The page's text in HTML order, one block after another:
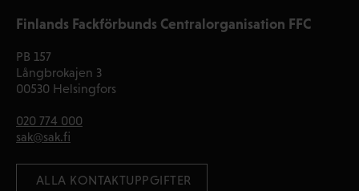
Finlands Fackförbunds Centralorganisation FFC
PB 157
Långbrokajen 3
00530 Helsingfors
020 774 000
sak@sak.fi
ALLA KONTAKTUPPGIFTER